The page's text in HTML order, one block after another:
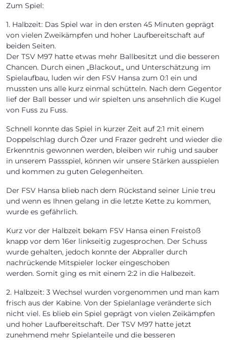
Zum Spiel:
1. Halbzeit: Das Spiel war in den ersten 45 Minuten geprägt
von vielen Zweikämpfen und hoher Laufbereitschaft auf
beiden Seiten.
Der TSV M97 hatte etwas mehr Ballbesitzt und die besseren
Chancen. Durch einen „Blackout„ und Unterschätzung im
Spielaufbau, luden wir den FSV Hansa zum 0:1 ein und
mussten uns alle kurz einmal schütteln. Nach dem Gegentor
lief der Ball besser und wir spielten uns ansehnlich die Kugel
von Fuss zu Fuss.
Schnell konnte das Spiel in kurzer Zeit auf 2:1 mit einem
Doppelschlag durch Özer und Frazer gedreht und wieder die
Erkenntnis gewonnen werden, bleiben wir ruhig und sauber
in unserem Passspiel, können wir unsere Stärken ausspielen
und kommen zu guten Gelegenheiten.
Der FSV Hansa blieb nach dem Rückstand seiner Linie treu
und wenn es Ihnen gelang in die letzte Kette zu kommen,
wurde es gefährlich.
Kurz vor der Halbzeit bekam FSV Hansa einen Freistoß
knapp vor dem 16er linkseitig zugesprochen. Der Schuss
wurde gehalten, jedoch konnte der Abpraller durch
nachrückende Mitspieler locker eingeschoben
werden. Somit ging es mit einem 2:2 in die Halbezeit.
2. Halbzeit: 3 Wechsel wurden vorgenommen und man kam
frisch aus der Kabine. Von der Spielanlage veränderte sich
nicht viel. Es blieb ein Spiel geprägt von vielen Zeikämpfen
und hoher Laufbereitschaft. Der TSV M97 hatte jetzt
zunehmend mehr Spielanteile und die besseren